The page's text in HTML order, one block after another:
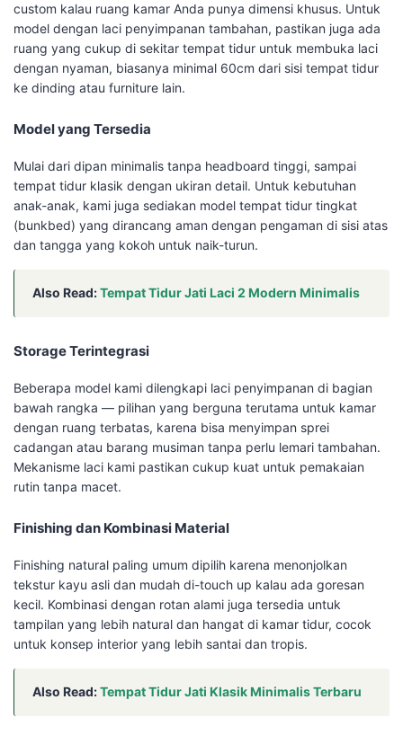
custom kalau ruang kamar Anda punya dimensi khusus. Untuk
model dengan laci penyimpanan tambahan, pastikan juga ada
ruang yang cukup di sekitar tempat tidur untuk membuka laci
dengan nyaman, biasanya minimal 60cm dari sisi tempat tidur
ke dinding atau furniture lain.
Model yang Tersedia
Mulai dari dipan minimalis tanpa headboard tinggi, sampai
tempat tidur klasik dengan ukiran detail. Untuk kebutuhan
anak-anak, kami juga sediakan model tempat tidur tingkat
(bunkbed) yang dirancang aman dengan pengaman di sisi atas
dan tangga yang kokoh untuk naik-turun.
Also Read:Tempat Tidur Jati Laci 2 Modern Minimalis
Storage Terintegrasi
Beberapa model kami dilengkapi laci penyimpanan di bagian
bawah rangka — pilihan yang berguna terutama untuk kamar
dengan ruang terbatas, karena bisa menyimpan sprei
cadangan atau barang musiman tanpa perlu lemari tambahan.
Mekanisme laci kami pastikan cukup kuat untuk pemakaian
rutin tanpa macet.
Finishing dan Kombinasi Material
Finishing natural paling umum dipilih karena menonjolkan
tekstur kayu asli dan mudah di-touch up kalau ada goresan
kecil. Kombinasi dengan rotan alami juga tersedia untuk
tampilan yang lebih natural dan hangat di kamar tidur, cocok
untuk konsep interior yang lebih santai dan tropis.
Also Read:Tempat Tidur Jati Klasik Minimalis Terbaru